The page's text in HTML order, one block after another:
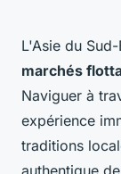
L'Asie du
marchés
Naviguer à
expérience
traditions